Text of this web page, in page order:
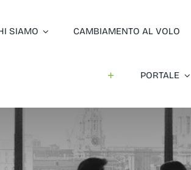
SIAMO CAMBIAMENTO AL VOLO
PORTALE